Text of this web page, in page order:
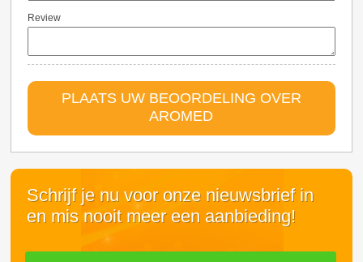
Review
PLAATS UW BEOORDELING OVER
AROMED
Schrijf je nu voor onze nieuwsbrief in
en mis nooit meer een aanbieding!